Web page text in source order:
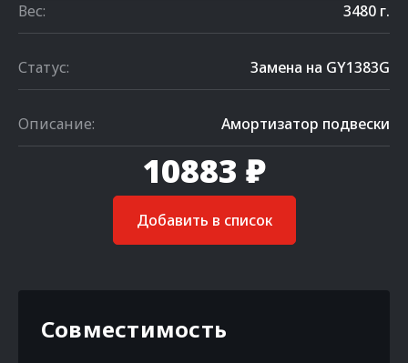
Вес:
3480 г.
Статус: Замена на GY1383G
Описание: Амортизатор подвески
10883 ₽
Добавить в список
Совместимость